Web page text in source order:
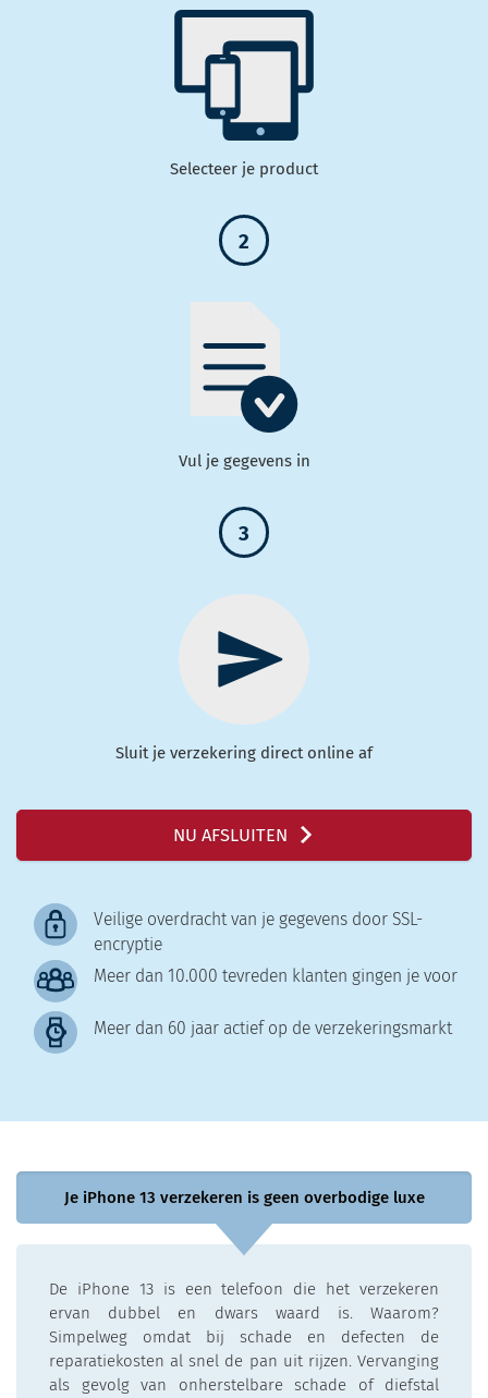
Selecteer je product
2
Vul je gegevens in
3
Sluit je verzekering direct online af
Veilige overdracht van je gegevens door SSL-
encryptie
Meer dan 10.000 tevreden klanten gingen je voor
Meer dan 60 jaar actief op de verzekeringsmarkt
NU AFSLUITEN
Je iPhone 13 verzekeren is geen overbodige luxe
De iPhone 13 is een telefoon die het verzekeren
ervan dubbel en dwars waard is. Waarom?
Simpelweg omdat bij schade en defecten de
reparatiekosten al snel de pan uit rijzen. Vervanging
als gevolg van onherstelbare schade of diefstal